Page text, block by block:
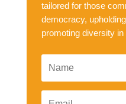
tailored for those
democracy,
promoting diversity in